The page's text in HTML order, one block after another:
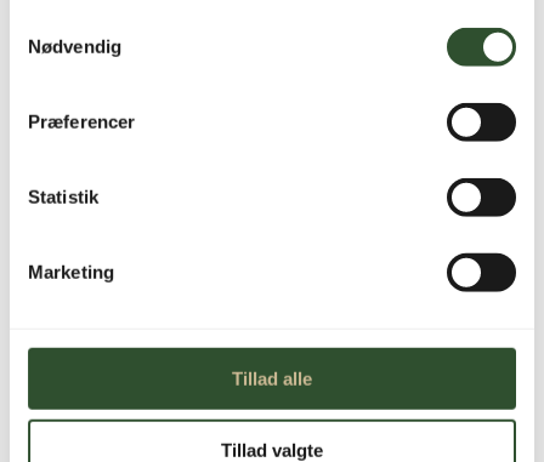
Nødvendig
Præferencer
Statistik
Marketing
Tillad alle
Tillad valgte
Vær den første til at anmelde “ES AW12-R32-S
V8 – 12 kW Luft/vand varmepumpe (Split
Din e-mailadresse vil ikke blive publiceret.
Din bedømmelse